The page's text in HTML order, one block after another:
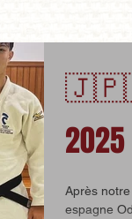
Après
espagne